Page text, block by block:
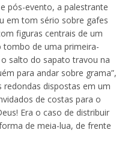
pós-evento, a palestrante
em tom sério sobre gafes
figuras centrais de um
tombo de uma primeira-
salto do sapato travou na
para andar sobre grama”,
redondas dispostas em um
de costas para o
Era o caso de distribuir
de meia-lua, de frente